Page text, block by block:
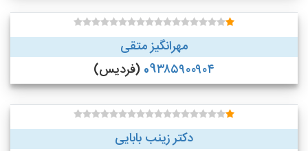
مهرانگیز متقی
09۳۸۵۹۰۰۹۰۴ (فردیس)
دکتر زینب بابایی